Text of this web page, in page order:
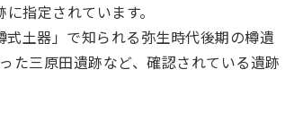
指定されています。
土器」で知られる弥生時代後期の樽遺
た三原田遺跡など、確認されている遺跡